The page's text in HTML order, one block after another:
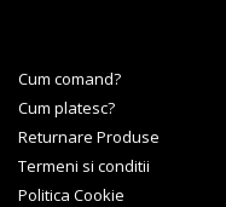
Cum comand?
Cum platesc?
Returnare Produse
Termeni si conditii
Politica Cookie